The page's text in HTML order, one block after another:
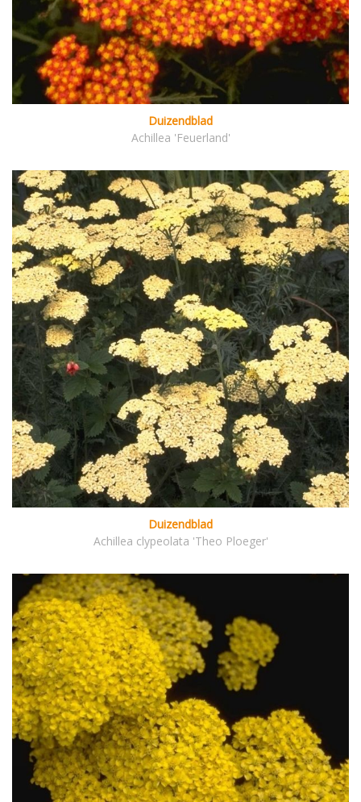
Duizendblad
Achillea 'Feuerland'
Duizendblad
Achillea clypeolata 'Theo Ploeger'